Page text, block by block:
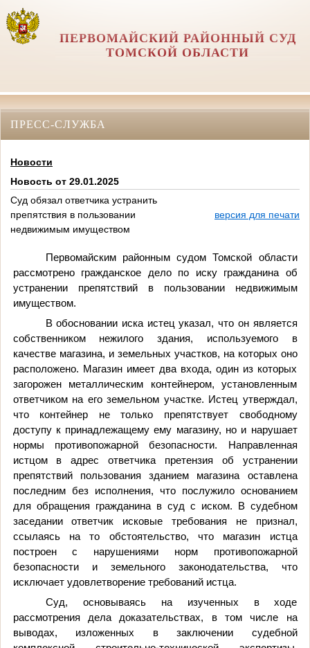
ПЕРВОМАЙСКИЙ РАЙОННЫЙ СУД
ТОМСКОЙ ОБЛАСТИ
ПРЕСС-СЛУЖБА
Новости
Новость от 29.01.2025
Суд обязал ответчика устранить
препятствия в пользовании
недвижимым имуществом
версия для печати
Первомайским районным судом Томской области
рассмотрено гражданское дело по иску гражданина об
устранении препятствий в пользовании недвижимым
имуществом.
В обосновании иска истец указал, что он является
собственником нежилого здания, используемого в
качестве магазина, и земельных участков, на которых оно
расположено. Магазин имеет два входа, один из которых
загорожен металлическим контейнером, установленным
ответчиком на его земельном участке. Истец утверждал,
что контейнер не только препятствует свободному
доступу к принадлежащему ему магазину, но и нарушает
нормы противопожарной безопасности. Направленная
истцом в адрес ответчика претензия об устранении
препятствий пользования зданием магазина оставлена
последним без исполнения, что послужило основанием
для обращения гражданина в суд с иском. В судебном
заседании ответчик исковые требования не признал,
ссылаясь на то обстоятельство, что магазин истца
построен с нарушениями норм противопожарной
безопасности и земельного законодательства, что
исключает удовлетворение требований истца.
Суд, основываясь на изученных в ходе
рассмотрения дела доказательствах, в том числе на
выводах, изложенных в заключении судебной